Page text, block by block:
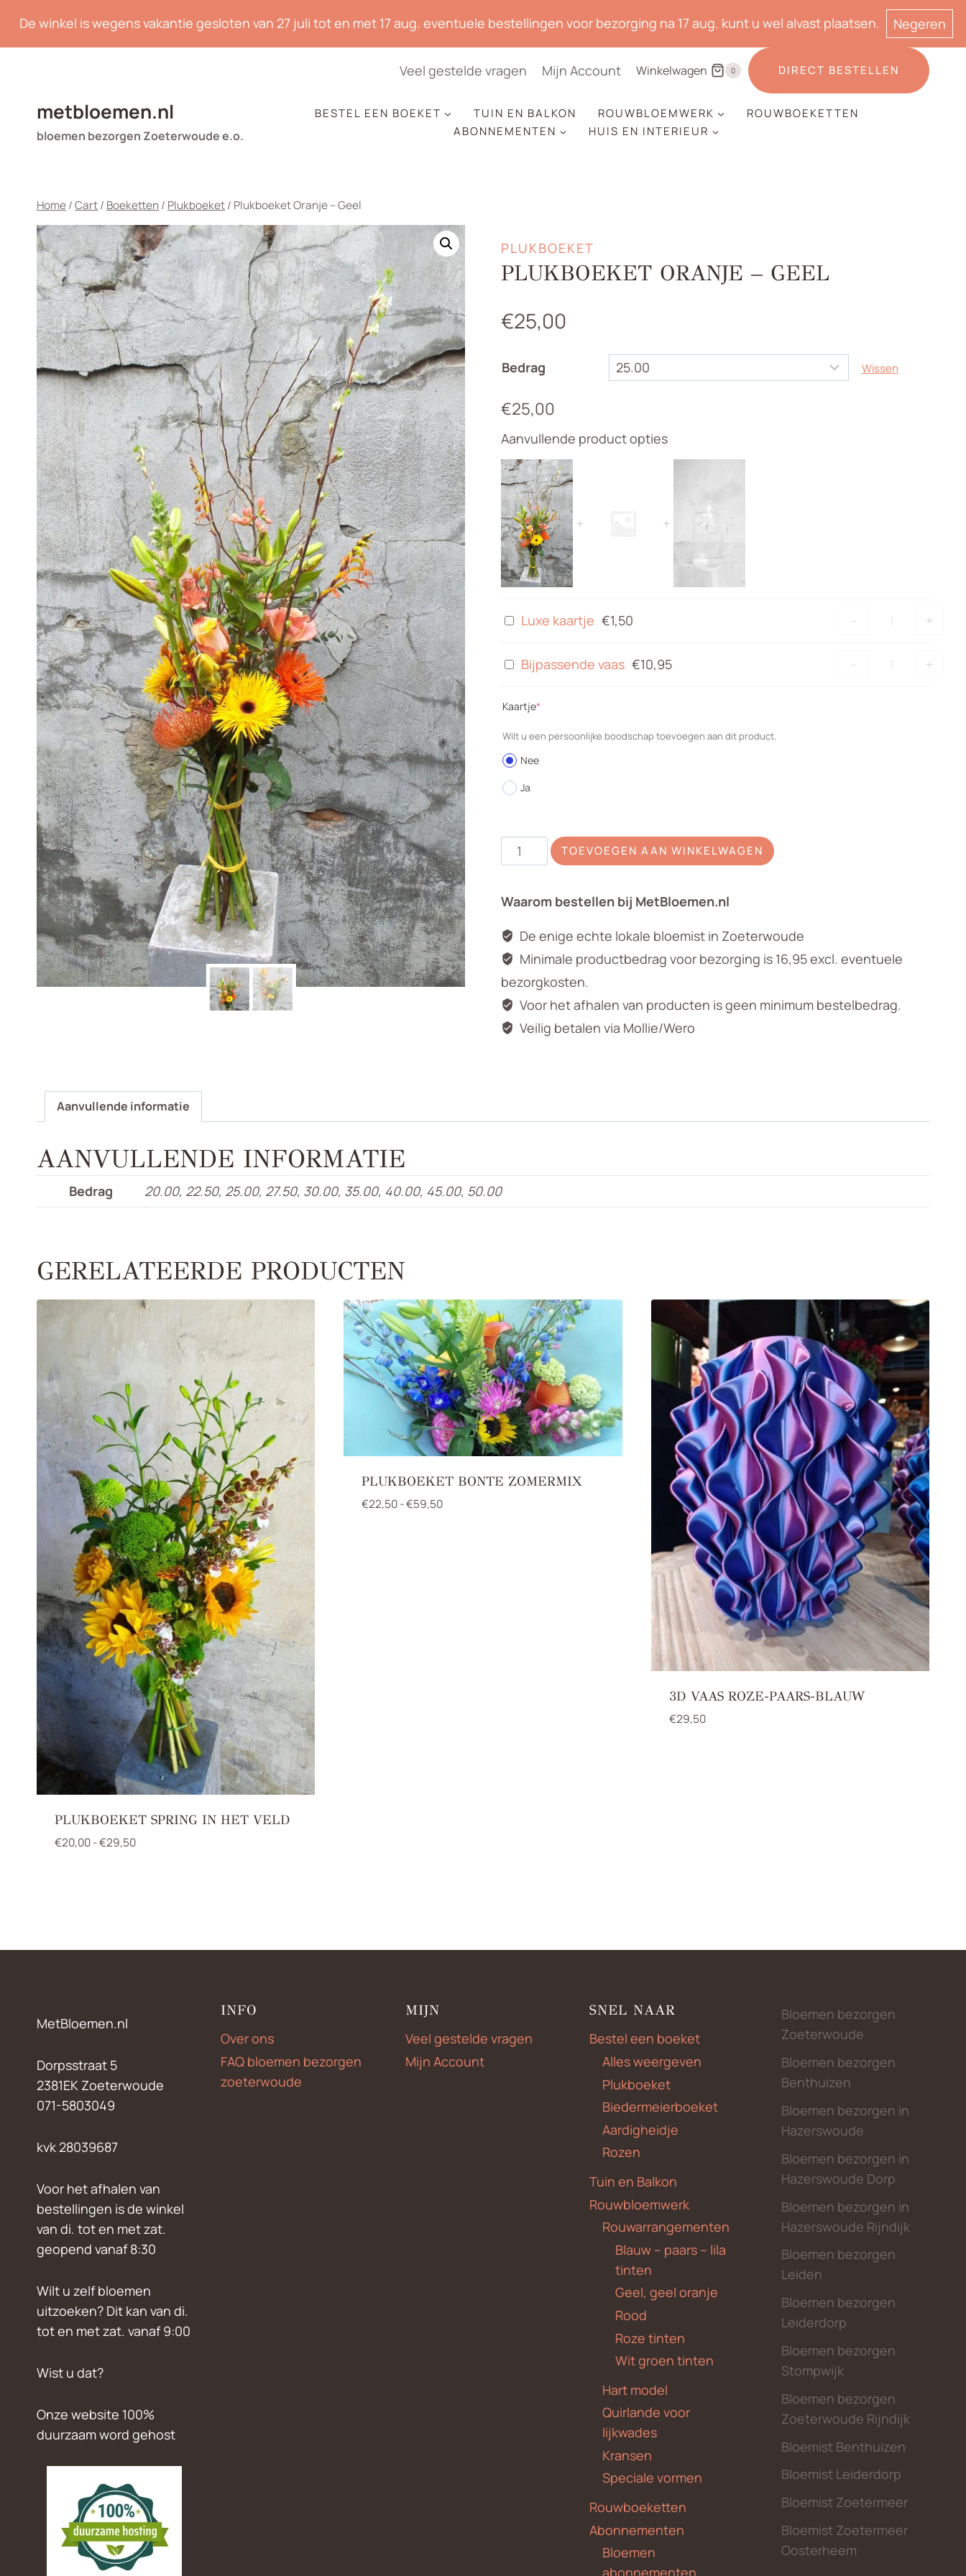
naar
inhoud
De winkel is wegens vakantie gesloten van 27 juli tot en met 17 aug. eventuele bestellingen voor bezorging na 17 aug. kunt u wel alvast plaatsen. Negeren
Veel gestelde vragen Mijn Account Winkelwagen 0 DIRECT BESTELLEN
metbloemen.nl
bloemen bezorgen Zoeterwoude e.o.
BESTEL EEN BOEKET TUIN EN BALKON ROUWBLOEMWERK
ROUWBOEKETTEN
ABONNEMENTEN
HUIS EN INTERIEUR
Home/Cart/ Boeketten/ Plukboeket/ Plukboeket Oranje – Geel
PLUKBOEKET
PLUKBOEKET ORANJE – GEEL
€25,00
Bedrag Wissen
€25,00
Aanvullende product opties
Luxe
kaartje
Luxe kaartje €1,50 - +
Bijpassende
vaas
Bijpassende vaas €10,95 -
Bijpassende
+
Kaartje*(required)
Wilt u een persoonlijke boodschap toevoegen aan dit product.
Nee
Ja
Plukboeket
Oranje
Geel
aantal
TOEVOEGEN AAN WINKELWAGEN
Waarom bestellen bij MetBloemen.nl
De enige echte lokale bloemist in Zoeterwoude
Minimale productbedrag voor bezorging is 16,95 excl. eventuele
bezorgkosten.
Voor het afhalen van producten is geen minimum bestelbedrag.
Veilig betalen via Mollie/Wero
Aanvullende informatie
AANVULLENDE INFORMATIE
Bedrag 20.00, 22.50, 25.00, 27.50, 30.00, 35.00, 40.00, 45.00, 50.00
GERELATEERDE PRODUCTEN
PLUKBOEKET SPRING IN HET VELD
€20,00-€29,50Prijsklasse:
PLUKBOEKET BONTE ZOMERMIX
€22,50-€59,50Prijsklasse:
3D VAAS ROZE-PAARS-BLAUW
€29,50
MetBloemen.nl
Dorpsstraat 5
2381EK Zoeterwoude
071-5803049
kvk 28039687
Voor het afhalen van
bestellingen is de winkel
van di. tot en met zat.
geopend vanaf 8:30
Wilt u zelf bloemen
uitzoeken? Dit kan van di.
tot en met zat. vanaf 9:00
Wist u dat?
Onze website 100%
duurzaam word gehost
INFO
Over ons
FAQ bloemen bezorgen
zoeterwoude
MIJN
Veel gestelde vragen
Mijn Account
SNEL NAAR
Bestel een boeket
Alles weergeven
Plukboeket
Biedermeierboeket
Aardigheidje
Rozen
Tuin en Balkon
Rouwbloemwerk
Rouwarrangementen
Blauw – paars – lila
tinten
Geel, geel oranje
Rood
Roze tinten
Wit groen tinten
Hart model
Quirlande voor
lijkwades
Kransen
Speciale vormen
Rouwboeketten
Abonnementen
Bloemen
Bloemen bezorgen
Zoeterwoude
Bloemen bezorgen
Benthuizen
Bloemen bezorgen in
Hazerswoude
Bloemen bezorgen in
Hazerswoude Dorp
Bloemen bezorgen in
Hazerswoude Rijndijk
Bloemen bezorgen
Leiden
Bloemen bezorgen
Leiderdorp
Bloemen bezorgen
Stompwijk
Bloemen bezorgen
Zoeterwoude Rijndijk
Bloemist Benthuizen
Bloemist Leiderdorp
Bloemist Zoetermeer
Bloemist Zoetermeer
Oosterheem